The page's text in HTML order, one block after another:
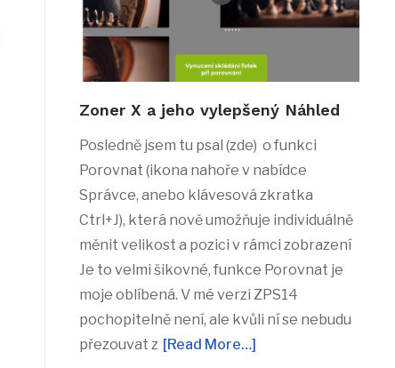
Zoner X a jeho vylepšený Náhled
Posledně jsem tu psal (zde) o funkci
Porovnat (ikona nahoře v nabídce
Správce, anebo klávesová zkratka
Ctrl+J), která nově umožňuje individuálně
měnit velikost a pozici v rámci zobrazení
Je to velmi šikovné, funkce Porovnat je
moje oblíbená. V mé verzi ZPS14
pochopitelně není, ale kvůli ní se nebudu
přezouvat z [Read More…]